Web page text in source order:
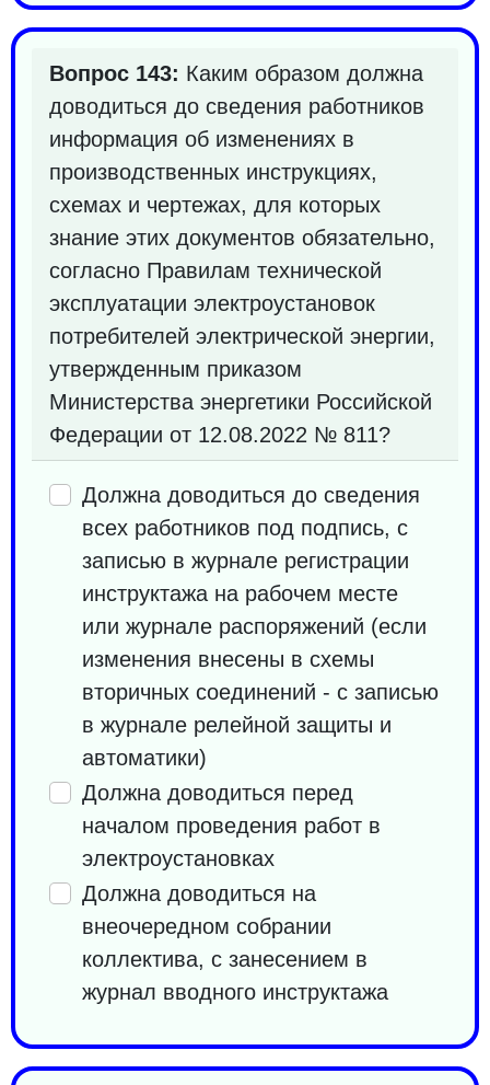
Вопрос 143: Каким образом должна
доводиться до сведения работников
информация об изменениях в
производственных инструкциях,
схемах и чертежах, для которых
знание этих документов обязательно,
согласно Правилам технической
эксплуатации электроустановок
потребителей электрической энергии,
утвержденным приказом
Министерства энергетики Российской
Федерации от 12.08.2022 № 811?
Должна доводиться до сведения
всех работников под подпись, с
записью в журнале регистрации
инструктажа на рабочем месте
или журнале распоряжений (если
изменения внесены в схемы
вторичных соединений - с записью
в журнале релейной защиты и
автоматики)
Должна доводиться перед
началом проведения работ в
электроустановках
Должна доводиться на
внеочередном собрании
коллектива, с занесением в
журнал вводного инструктажа